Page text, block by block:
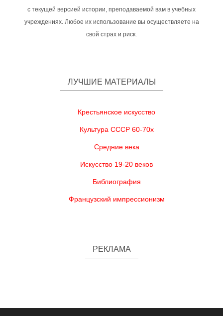
с текущей версией истории, преподаваемой вам в учебных
учреждениях. Любое их использование вы осуществляете на
свой страх и риск.
ЛУЧШИЕ МАТЕРИАЛЫ
Крестьянское искусство
Культура СССР 60-70х
Средние века
Искусство 19-20 веков
Библиография
Французский импрессионизм
РЕКЛАМА